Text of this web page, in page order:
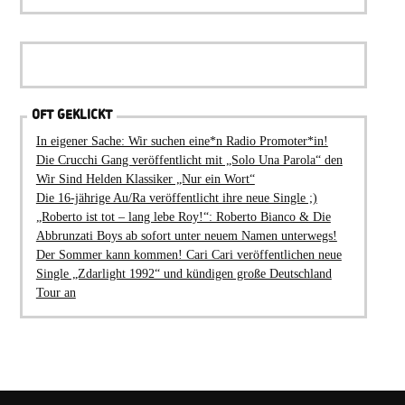
OFT GEKLICKT
In eigener Sache: Wir suchen eine*n Radio Promoter*in!
Die Crucchi Gang veröffentlicht mit „Solo Una Parola“ den
Wir Sind Helden Klassiker „Nur ein Wort“
Die 16-jährige Au/Ra veröffentlicht ihre neue Single ;)
„Roberto ist tot – lang lebe Roy!“: Roberto Bianco & Die
Abbrunzati Boys ab sofort unter neuem Namen unterwegs!
Der Sommer kann kommen! Cari Cari veröffentlichen neue
Single „Zdarlight 1992“ und kündigen große Deutschland
Tour an